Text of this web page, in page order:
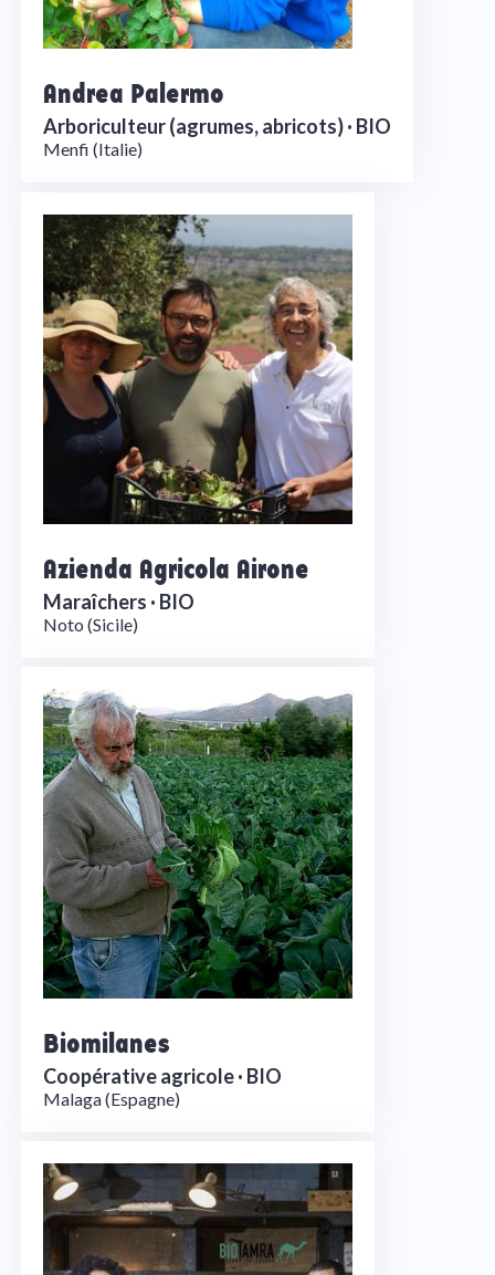
Andrea Palermo
Arboriculteur (agrumes, abricots) · BIO
Menfi (Italie)
Azienda Agricola Airone
Maraîchers · BIO
Noto (Sicile)
Biomilanes
Coopérative agricole · BIO
Malaga (Espagne)